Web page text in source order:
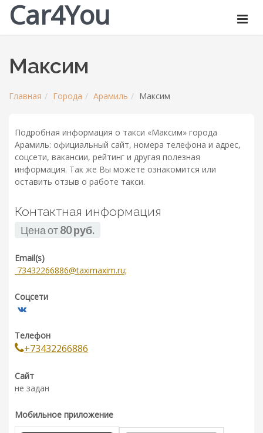
Car4You
Максим
Главная Города Арамиль Максим
Подробная информация о такси «Максим» города
Арамиль: официальный сайт, номера телефона и адрес,
соцсети, вакансии, рейтинг и другая полезная
информация. Так же Вы можете ознакомится или
оставить отзыв о работе такси.
Контактная информация
Цена от80 руб.
Email(s)
73432266886@taximaxim.ru;
Соцсети
Телефон
+73432266886
Сайт
не задан
Мобильное приложение